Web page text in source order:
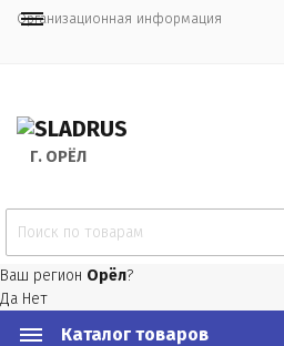
Организационная информация
Г. ОРЁЛ
Ваш регион Орёл?
Да Нет
Каталог товаров